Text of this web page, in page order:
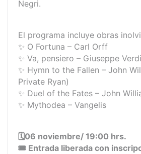
Negri.
El programa incluye obras
✨ O Fortuna – Carl Orff
✨ Va, pensiero – Giuseppe Verdi
✨ Hymn to the Fallen – John
Private Ryan)
✨ Duel of the Fates – John
✨ Mythodea – Vangelis
🗓️06 noviembre/ 19:00 hrs.
🎟️ Entrada liberada con